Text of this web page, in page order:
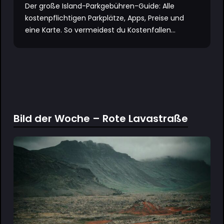
Der große Island-Parkgebühren-Guide: Alle
kostenpflichtigen Parkplätze, Apps, Preise und
eine Karte. So vermeidest du Kostenfallen...
Bild der Woche – Rote Lavastraße